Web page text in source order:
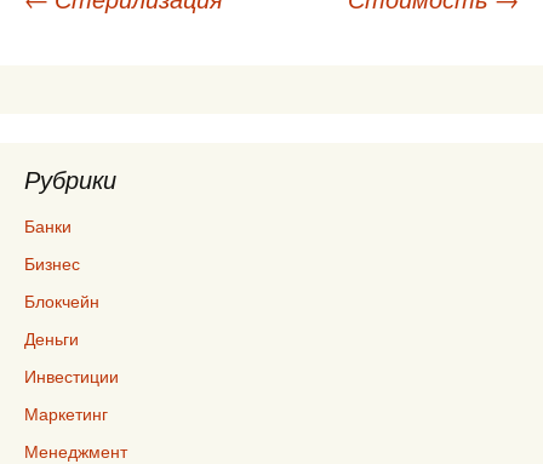
Рубрики
Банки
Бизнес
Блокчейн
Деньги
Инвестиции
Маркетинг
Менеджмент